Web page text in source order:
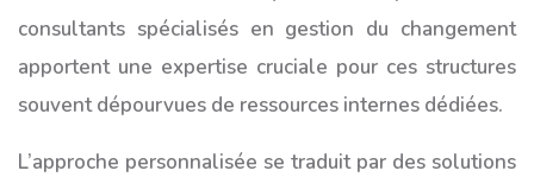
consultants spécialisés en gestion du changement
apportent une expertise cruciale pour ces structures
souvent dépourvues de ressources internes dédiées.
L’approche personnalisée se traduit par des solutions